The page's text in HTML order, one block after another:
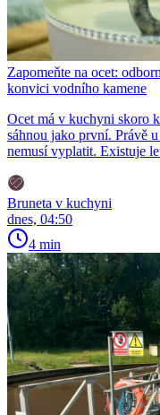
Zapomeňte na ocet:
konvici vodního kamene
Ocet má v kuchyni skoro
sáhnou jako první. Právě
nemusí vyplatit. Existuje
Bruneta v kuchyni
dnes, 04:50
4 min